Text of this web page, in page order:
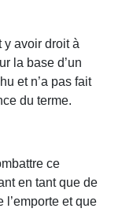
y avoir droit à
la base d’un
et n’a pas fait
du terme.
ce
en tant que de
l’emporte et que